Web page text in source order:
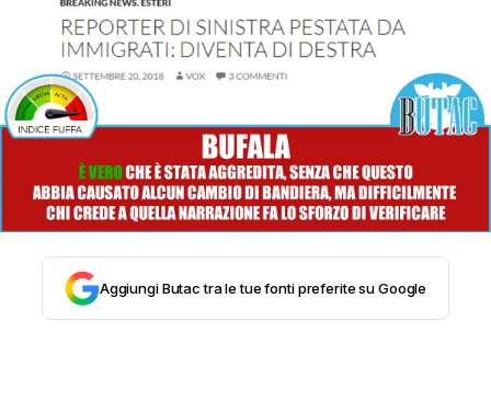
STORIA E CITAZIONI
INTRATTENIMENTO
COMPLOTTI, LEGGENDE URBANE ED
EVERGREEN
Aggiungi Butac tra le tue fonti preferite su Google